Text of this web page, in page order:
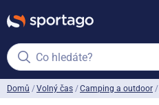
Co hledáte?
Domů Volný čas Camping a outdoor